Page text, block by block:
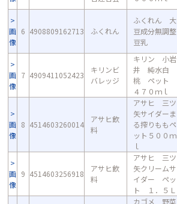
画
像
6 4908809162713 ふくれん
ふくれん 大
豆成分無調整
豆乳
画
像
7 4909411052423
キリンビ
バレッジ
キリン 小岩
井 純水白
桃 ペット
４７０ｍｌ
画
像
8 4514603260014
アサヒ飲
料
アサヒ 三ツ
矢サイダーま
る搾りももペ
ット５００ｍ
ｌ
画
像
9 4514603256918
アサヒ飲
料
アサヒ 三ツ
矢クリームサ
イダー ペッ
ト １．５Ｌ
カゴメ 野菜